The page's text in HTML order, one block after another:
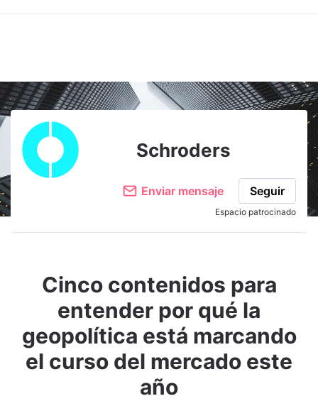
Schroders
Enviar mensaje Seguir
Espacio patrocinado
Cinco contenidos para
entender por qué la
geopolítica está marcando
el curso del mercado este
año